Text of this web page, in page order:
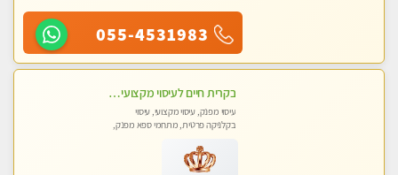
055-4531983
בקרית חיים לעיסוי מקצועי ואיכותי מומלץ
עיסוי מפנק, עיסוי מקצועי, עיסוי
בקלניקה פרטית, מתחמי ספא מפנק,